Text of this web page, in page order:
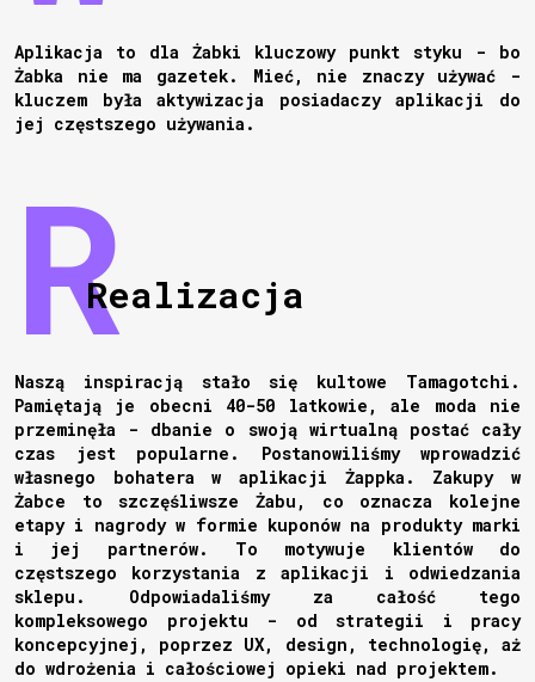
Aplikacja to dla Żabki kluczowy punkt styku - bo
Żabka nie ma gazetek. Mieć, nie znaczy używać -
kluczem była aktywizacja posiadaczy aplikacji do
jej częstszego używania.
Realizacja
Naszą inspiracją stało się kultowe Tamagotchi.
Pamiętają je obecni 40-50 latkowie, ale moda nie
przeminęła - dbanie o swoją wirtualną postać cały
czas jest popularne. Postanowiliśmy wprowadzić
własnego bohatera w aplikacji Żappka. Zakupy w
Żabce to szczęśliwsze Żabu, co oznacza kolejne
etapy i nagrody w formie kuponów na produkty marki
i jej partnerów. To motywuje klientów do
częstszego korzystania z aplikacji i odwiedzania
sklepu. Odpowiadaliśmy za całość tego
kompleksowego projektu - od strategii i pracy
koncepcyjnej, poprzez UX, design, technologię, aż
do wdrożenia i całościowej opieki nad projektem.